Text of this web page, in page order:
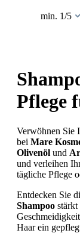
min. 1/5
Pflege
Verwöhnen Sie
bei Mare
Olivenöl und
und verleihen
tägliche Pflege
Entdecken Sie
Shampoo stärkt
Haar ein